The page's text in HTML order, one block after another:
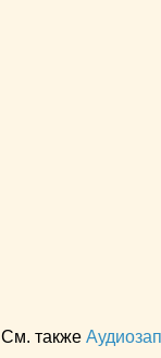
См. также